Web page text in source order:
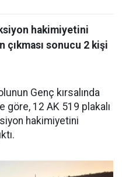
hakimiyetini
sonucu 2 kişi
Genç kırsalında
göre, 12 AK 519 plakalı
hakimiyetini